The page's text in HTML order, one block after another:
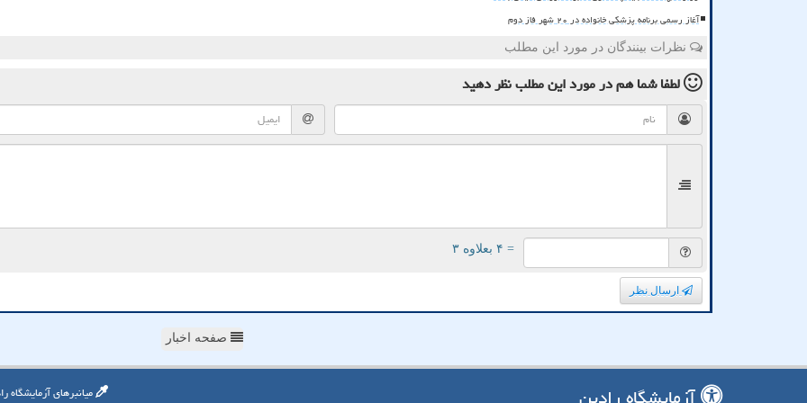
آغاز رسمی برنامه پزشکی خانواده در ۲۰ شهر فاز دوم
نظرات بینندگان در مورد این مطلب
لطفا شما همدر مورد این مطلبنظر دهید
= ۴ بعلاوه ۳
ارسال نظر
صفحه اخبار
میانبرهای آزمایشگاه